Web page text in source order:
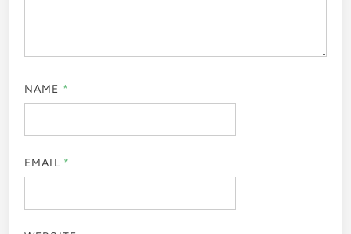
NAME *
EMAIL *